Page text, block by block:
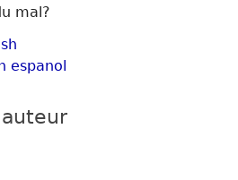
mal?
espanol